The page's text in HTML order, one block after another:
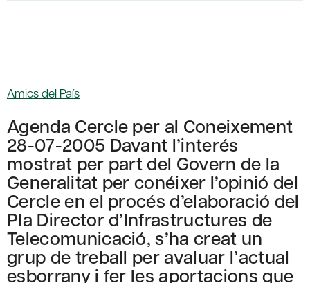
Amics del País
Agenda Cercle per al Coneixement
28-07-2005 Davant l’interés
mostrat per part del Govern de la
Generalitat per conéixer l’opinió del
Cercle en el procés d’elaboració del
Pla Director d’Infrastructures de
Telecomunicació, s’ha creat un
grup de treball per avaluar l’actual
esborrany i fer les aportacions que